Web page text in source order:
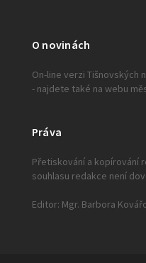
O novinách
On-line verzi Tišnovských
- najdete také na webu
Práva
Přetiskování a kopírování
souhlasu redakce není
Editor: Mgr. Barbora